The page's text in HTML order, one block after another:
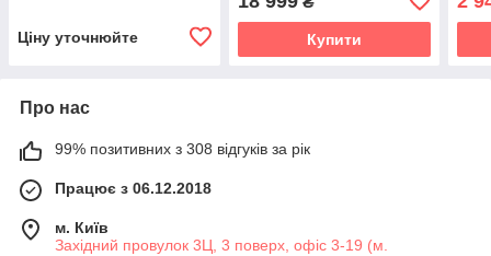
Ціну уточнюйте Купити
Про нас
99% позитивних з 308 відгуків за рік
Працює з 06.12.2018
м. Київ
Західний провулок 3Ц, 3 поверх, офіс 3-19 (м.